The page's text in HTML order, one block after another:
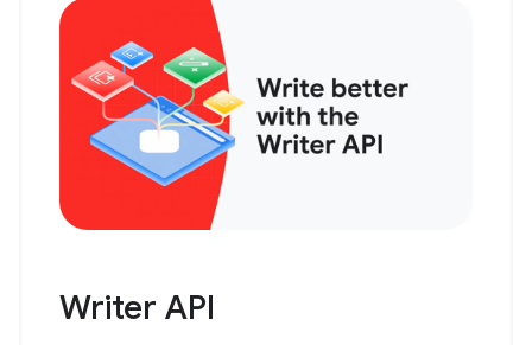
Writer API